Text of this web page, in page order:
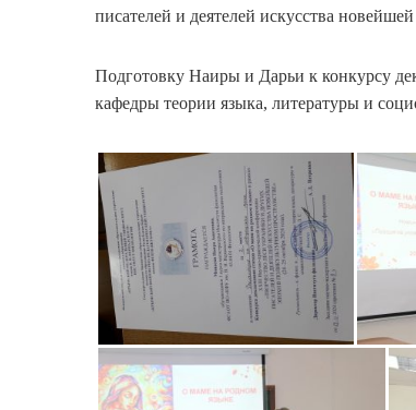
писателей и деятелей искусства
Подготовку Наиры и Дарьи к конкурсу
кафедры теории языка, литературы и